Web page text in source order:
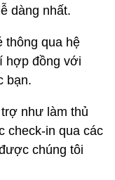
dàng nhất.
thông qua hệ
hợp đồng với
bạn.
như làm thủ
check-in qua các
chúng tôi